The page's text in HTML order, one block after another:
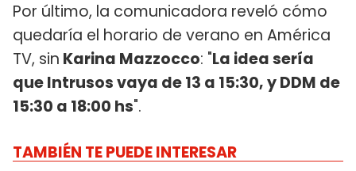
Por último, la comunicadora reveló cómo
quedaría el horario de verano en América
TV, sin Karina Mazzocco: "La idea sería
que Intrusos vaya de 13 a 15:30, y DDM de
15:30 a 18:00 hs".
TAMBIÉN TE PUEDE INTERESAR